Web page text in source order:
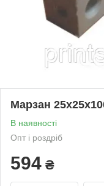
Марзан
В наявності
Опт і роздріб
594 ₴